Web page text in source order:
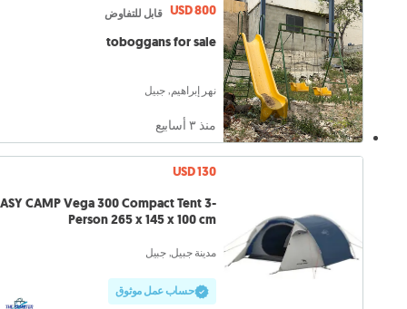
USD 800 قابل للتفاوض
toboggans for sale
نهر إبراهيم, جبيل
منذ ٣ أسابيع
USD 130
CAMP Vega 300 Compact Tent 3-
Person 265 x 145 x 100 cm
مدينة جبيل, جبيل
حساب عمل موثوق